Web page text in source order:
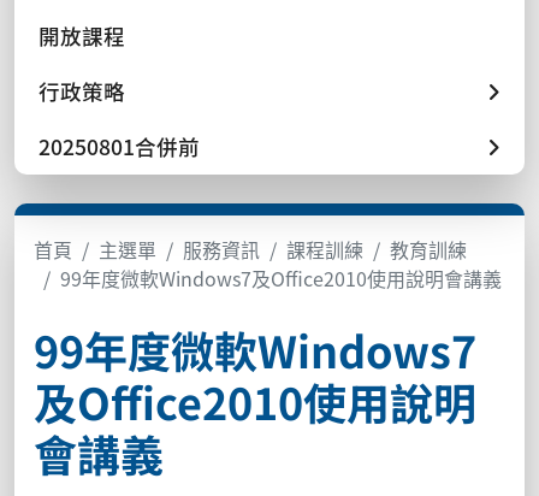
開放課程
行政策略
20250801合併前
首頁 主選單 服務資訊 課程訓練
教育訓練
99年度微軟Windows7及Office2010使用說明會講義
99年度微軟Windows7
及Office2010使用說明
會講義